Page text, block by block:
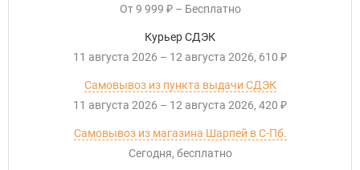
От 9 999 ₽ – Бесплатно
Курьер СДЭК
11 августа 2026 – 12 августа 2026 610 ₽
Самовывоз из пункта выдачи СДЭК
11 августа 2026 – 12 августа 2026 420 ₽
Самовывоз из магазина Шарпей в С-Пб.
Сегодня
Бесплатно